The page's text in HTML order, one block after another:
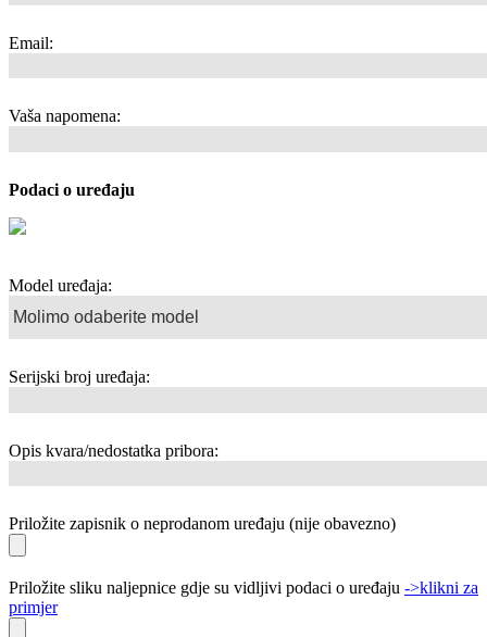
Email:
Vaša napomena:
Podaci o uređaju
Model uređaja:
Serijski broj uređaja:
Opis kvara/nedostatka pribora:
Priložite zapisnik o neprodanom uređaju (nije obavezno)
Priložite sliku naljepnice gdje su vidljivi podaci o uređaju ->klikni za
primjer